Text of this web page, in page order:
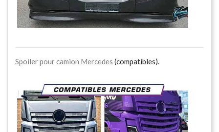
Spoiler pour camion Mercedes (compatibles).